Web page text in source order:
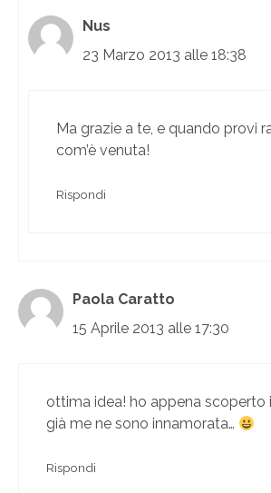
Nus
23 Marzo 2013 alle 18:38
Ma grazie a te, e quando provi
com’è venuta!
Rispondi
Paola Caratto
15 Aprile 2013 alle 17:30
ottima idea! ho appena scoperto
già me ne sono innamorata…
Rispondi